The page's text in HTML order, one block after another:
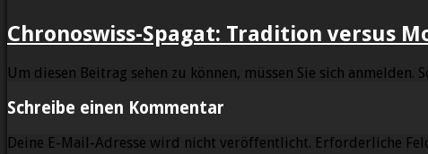
Chronoswiss-Spagat: Tradition versus
Um diesen Beitrag sehen zu können, müssen Sie sich anmelden.
Schreibe einen Kommentar
Deine E-Mail-Adresse wird nicht veröffentlicht. Erforderliche